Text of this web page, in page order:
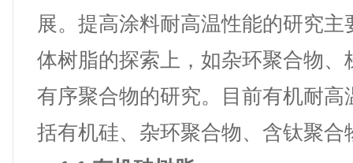
展。提高涂料耐高温性能的研究主
体树脂的探索上，如杂环聚合物、
有序聚合物的研究。目前有机耐高
括有机硅、杂环聚合物、含钛聚合